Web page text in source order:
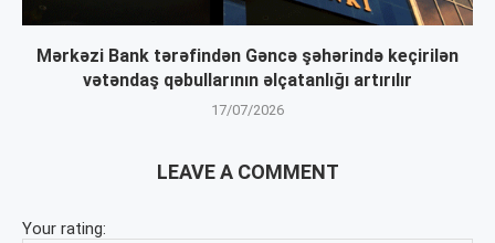
Mərkəzi Bank tərəfindən Gəncə şəhərində keçirilən
vətəndaş qəbullarının əlçatanlığı artırılır
17/07/2026
LEAVE A COMMENT
Your rating: